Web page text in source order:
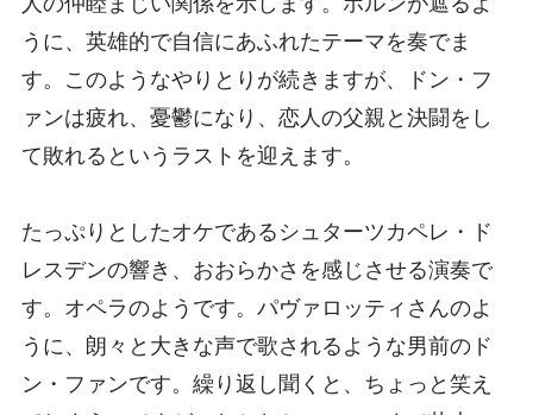
うに、英雄的で自信にあふれたテーマを奏でま
す。このようなやりとりが続きますが、ドン・フ
ァンは疲れ、憂鬱になり、恋人の父親と決闘をし
て敗れるというラストを迎えます。
たっぷりとしたオケであるシュターツカペレ・ド
レスデンの響き、おおらかさを感じさせる演奏で
す。オペラのようです。パヴァロッティさんのよ
うに、朗々と大きな声で歌されるような男前のド
ン・ファンです。繰り返し聞くと、ちょっと笑え